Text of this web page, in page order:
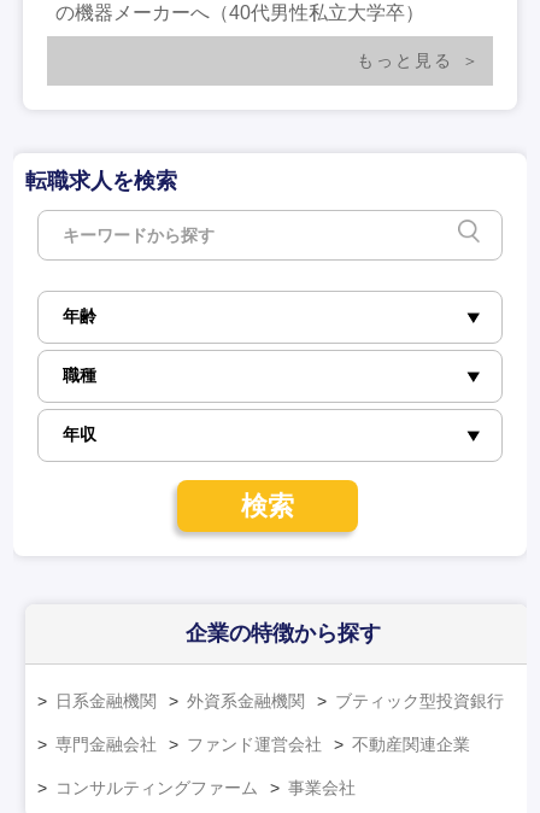
の機器メーカーへ（40代男性私立大学卒）
もっと見る
転職求人を検索
検索
企業の特徴から探す
日系金融機関 外資系金融機関 ブティック型投資銀行
専門金融会社 ファンド運営会社 不動産関連企業
コンサルティングファーム 事業会社